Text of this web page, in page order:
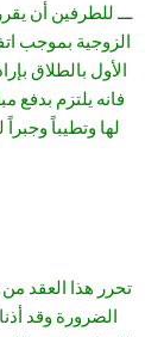
ـــ للطرفين أن
الزوجية بموجب
الأول بالطلاق
لها وتطيباً
تحرر هذا العقد
الضرورة وقد